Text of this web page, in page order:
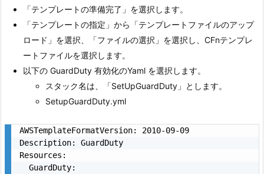
「テンプレートの準備完了」を選択します。
「テンプレートの指定」から「テンプレートファイルのアップ
ロード」を選択、「ファイルの選択」を選択し、CFnテンプレ
ートファイルを選択します。
以下の GuardDuty 有効化のYaml を選択します。
スタック名は、「SetUpGuardDuty」とします。
SetupGuardDuty.yml
AWSTemplateFormatVersion: 2010-09-09
Description: GuardDuty
Resources:
  GuardDuty: